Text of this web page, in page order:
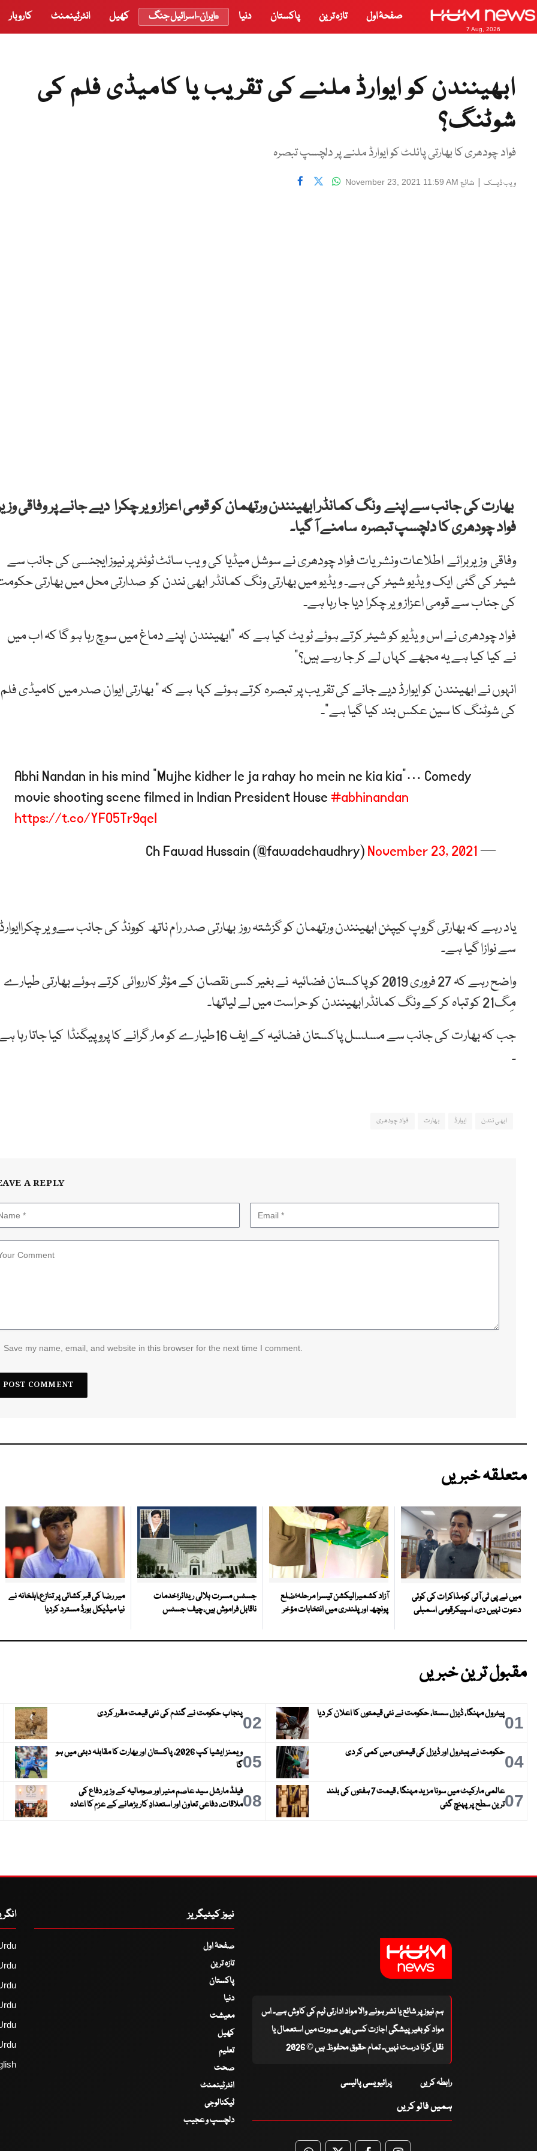
7 Aug, 2026
صفحۂ اول تازہ ترین پاکستان دنیا ایران-اسرائیل جنگ کھیل انٹرٹینمنٹ کاروبار
ابھینندن کو ایوارڈ ملنے کی تقریب یا کامیڈی فلم کی
شوٹنگ؟
فواد چودھری کا بھارتی پائلٹ کو ایوارڈ ملنے پر دلچسپ تبصرہ
ویب ڈیسک | شائع November 23, 2021 11:59 AM
بھارت کی جانب سے اپنے ونگ کمانڈر ابھینندن ورتھمان کو قومی اعزاز ویر چکرا دیے جانے پر وفاقی
فواد چودھری کا دلچسپ تبصرہ سامنے آ گیا۔
وفاقی وزیربرائے اطلاعات ونشریات فواد چودھری نے سوشل میڈیا کی ویب سائٹ ٹوئٹر پر نیوز ایجنسی کی جانب سے
شیئر کی گئی ایک ویڈیو شیئر کی ہے۔ ویڈیو میں بھارتی ونگ کمانڈر ابھی نندن کو صدارتی محل میں بھارتی
کی جناب سے قومی اعزاز ویر چکرا دیا جا رہا ہے۔
فواد چودھری نے اس ویڈیو کو شیئر کرتے ہوئے ٹویٹ کیا ہے کہ “ابھینندن اپنے دماغ میں سوچ رہا ہو گا کہ اب میں
نے کیا کیا ہے یہ مجھے کہاں لے کر جا رہے ہیں؟”
انہوں نے ابھینندن کو ایوارڈ دیے جانے کی تقریب پر تبصرہ کرتے ہوئے کہا ہے کہ ” بھارتی ایوان صدر میں کامیڈی فلم
کی شوٹنگ کا سین عکس بند کیا گیا ہے”۔
Abhi Nandan in his mind “Mujhe kidher le ja rahay ho mein ne kia kia”… Comedy
movie shooting scene filmed in Indian President House#abhinandan
https://t.co/YFO5Tr9qeI
— Ch Fawad Hussain (@fawadchaudhry)
November 23, 2021
یاد رہے کہ بھارتی گروپ کیپٹن ابھینندن ورتھمان کو گزشتہ روز بھارتی صدر رام ناتھ کوونڈ کی جانب سےویر
سے نوازا گیا ہے۔
واضح رہے کہ 27 فروری 2019 کو پاکستان فضائیہ نے بغیر کسی نقصان کے مؤثر کارروائی کرتے ہوئے بھارتی طیارے
مِگ21 کو تباہ کر کے ونگ کمانڈر ابھینندن کو حراست میں لے لیاتھا۔
جب کہ بھارت کی جانب سے مسلسل پاکستان فضائیہ کے ایف 16طیارے کو مار گرانے کا پروپیگنڈا کیا جاتا رہا
۔
ابھی نندن ایوارڈ بھارت فواد چودھری
A REPLY
Save my name, email, and website in this browser for the next time I comment.
متعلقہ خبریں
میں نے پی ٹی آئی کومذاکرات کی کوئی
دعوت نہیں دی، اسپیکرقومی اسمبلی
آزاد کشمیرالیکشن تیسرا مرحلہ؛ضلع
پونچھ اور پلندری میں انتخابات مؤخر
جسٹس مسرت ہلالی ریٹائر؛خدمات
ناقابل فراموش ہیں،چیف جسٹس
میر رضا کی قبر کشائی پر تنازع،اہلخانہ نے
نیا میڈیکل بورڈ مسترد کردیا
مقبول ترین خبریں
01پیٹرول مہنگا، ڈیزل سستا، حکومت نے نئی قیمتوں کا اعلان کر دیا 02پنجاب حکومت نے گندم کی نئی قیمت مقرر کردی
04حکومت نے پیٹرول اور ڈیزل کی قیمتوں میں کمی کر دی 05
ویمنز ایشیا کپ 2026، پاکستان اور بھارت کا مقابلہ دبئی میں ہو
گا
07
عالمی مارکیٹ میں سونا مزید مہنگا ، قیمت 7 ہفتوں کی بلند
ترین سطح پر پہنچ گئی
08فیلڈ مارشل سید عاصم منیر اور صومالیہ کے وزیر دفاع کی
ملاقات، دفاعی تعاون اور استعدادِ کار بڑھانے کے عزم کا اعادہ
ہم نیوز پر شائع یا نشر ہونے والا مواد ادارتی ٹیم کی کاوش ہے۔ اس
مواد کو بغیر پیشگی اجازت کسی بھی صورت میں استعمال یا
نقل کرنا درست نہیں۔ تمام حقوق محفوظ ہیں © 2026
رابطہ کریں پرائیویسی پالیسی
ہمیں فالو کریں
نیوز کیٹیگریز
صفحۂ اول
تازہ ترین
پاکستان
دنیا
معیشت
کھیل
تعلیم
صحت
انٹرٹینمنٹ
ٹیکنالوجی
دلچسپ و عجیب